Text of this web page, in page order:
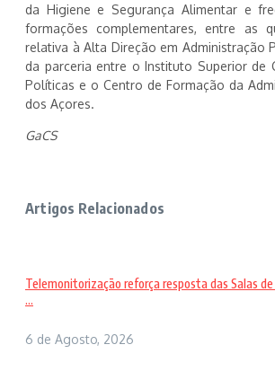
da Higiene e Segurança Alimentar e
formações complementares, entre as
relativa à Alta Direção em Administração
da parceria entre o Instituto Superior de
Políticas e o Centro de Formação da
dos Açores.
GaCS
Artigos Relacionados
Telemonitorização reforça resposta das Salas de
...
6 de Agosto, 2026